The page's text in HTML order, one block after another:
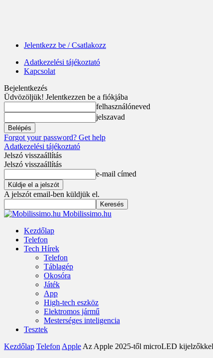
Jelentkezz be / Csatlakozz
Adatkezelési tájékoztató
Kapcsolat
Bejelentkezés
Üdvözöljük! Jelentkezzen be a fiókjába
felhasználóneved
jelszavad
Forgot your password? Get help
Adatkezelési tájékoztató
Jelszó visszaállítás
Jelszó visszaállítás
e-mail címed
A jelszót email-ben küldjük el.
Mobilissimo.hu
Kezdőlap
Telefon
Tech Hírek
Telefon
Táblagép
Okosóra
Játék
App
High-tech eszköz
Elektromos jármű
Mesterséges inteligencia
Tesztek
Kezdőlap Telefon Apple Az Apple 2025-től microLED